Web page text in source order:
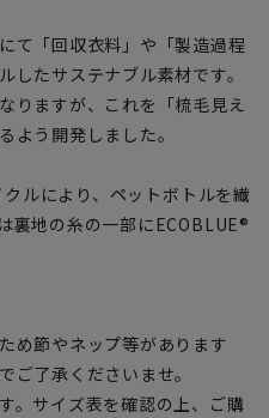
て「回収衣料」や「製造過程
したサステナブル素材です。
りますが、これを「梳毛見え
よう開発しました。
ルにより、ペットボトルを繊
裏地の糸の一部にECOBLUE®
め節やネップ等があります
ご了承くださいませ。
。サイズ表を確認の上、ご購